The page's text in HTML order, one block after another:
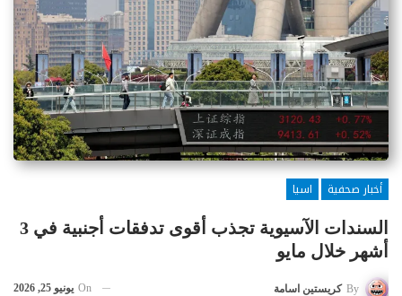
أخبار صحفية
اسيا
السندات الآسيوية تجذب أقوى تدفقات أجنبية في 3
أشهر خلال مايو
By كريستين اسامة On يونيو 25, 2026